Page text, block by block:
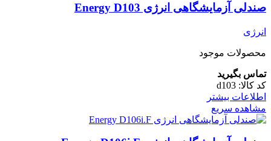
صندلی آزمایشگاهی انرژی Energy D103
انرژی
محصولات موجود
تماس بگیرید
کد کالا: d103
اطلاعات بیشتر
مشاهده سریع